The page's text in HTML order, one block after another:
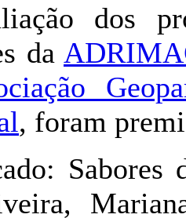
dos
da
, foram